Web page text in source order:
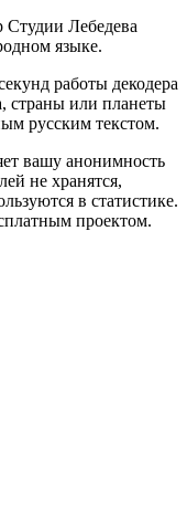
Студии Лебедева
языке.
работы декодера
страны или планеты
русским текстом.
вашу анонимность
не хранятся,
в статистике.
проектом.